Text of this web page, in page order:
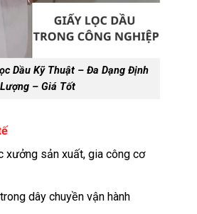
Dầu Kỹ Thuật – Đa Dạng Định
Lượng – Giá Tốt
xưởng sản xuất, gia công cơ
dây chuyền vận hành